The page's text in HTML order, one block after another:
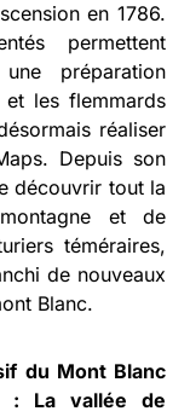
en 1786.
permettent
préparation
et les flemmards
réaliser
Depuis son
découvrir tout la
et de
téméraires,
de nouveaux
Blanc.
du Mont Blanc
: La vallée de